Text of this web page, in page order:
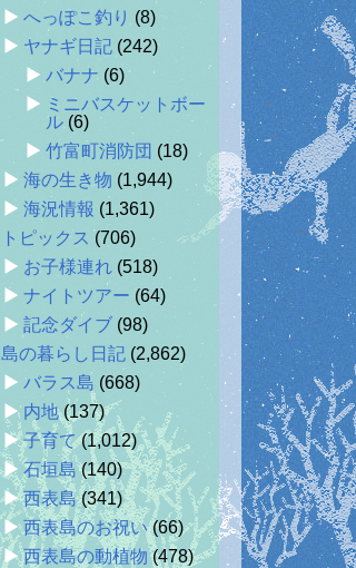
へっぽこ釣り (8)
ヤナギ日記 (242)
バナナ (6)
ミニバスケットボー
ル (6)
竹富町消防団 (18)
海の生き物 (1,944)
海況情報 (1,361)
トピックス (706)
お子様連れ (518)
ナイトツアー (64)
記念ダイブ (98)
島の暮らし日記 (2,862)
バラス島 (668)
内地(137)
子育て(1,012)
石垣島(140)
西表島(341)
西表島のお祝い(66)
西表島の動植物(478)